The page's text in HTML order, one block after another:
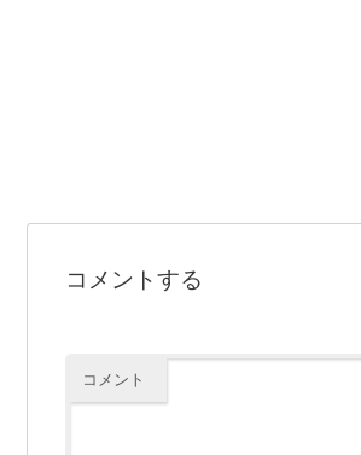
コメントする
コメント